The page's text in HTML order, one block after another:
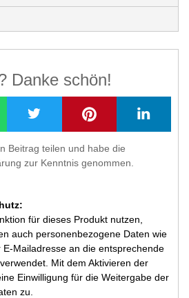
Danke schön!
Beitrag teilen und habe die
zur Kenntnis genommen.
für dieses Produkt nutzen,
auch personenbezogene Daten wie
Mailadresse an die entsprechende
Mit dem Aktivieren der
Einwilligung für die Weitergabe der
zu.